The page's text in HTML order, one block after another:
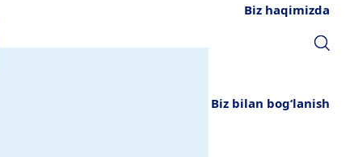
Biz haqimizda
Biz bilan bog‘lanish